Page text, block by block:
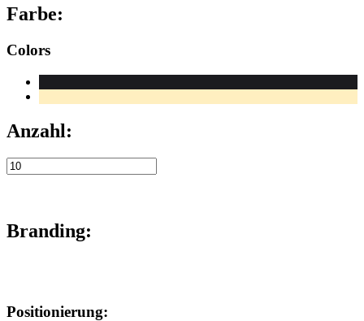
Farbe:
Colors
Anzahl:
Branding:
Positionierung: